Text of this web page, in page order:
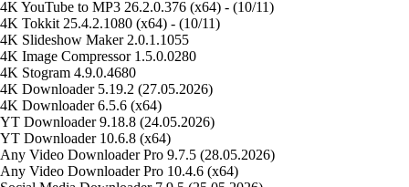
4K YouTube to MP3 26.2.0.376 (x64) - (10/11)
4K Tokkit 25.4.2.1080 (x64) - (10/11)
4K Slideshow Maker 2.0.1.1055
4K Image Compressor 1.5.0.0280
4K Stogram 4.9.0.4680
4K Downloader 5.19.2 (27.05.2026)
4K Downloader 6.5.6 (x64)
YT Downloader 9.18.8 (24.05.2026)
YT Downloader 10.6.8 (x64)
Any Video Downloader Pro 9.7.5 (28.05.2026)
Any Video Downloader Pro 10.4.6 (x64)